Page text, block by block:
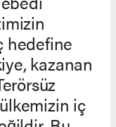
hedefine
kazanan
iç